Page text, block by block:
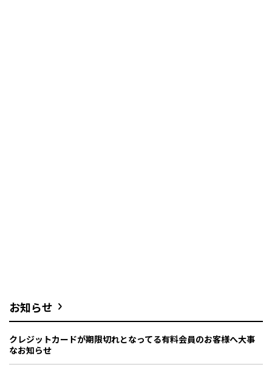
お知らせ
クレジットカードが期限切れとなってる有料会員のお客様へ大事
なお知らせ